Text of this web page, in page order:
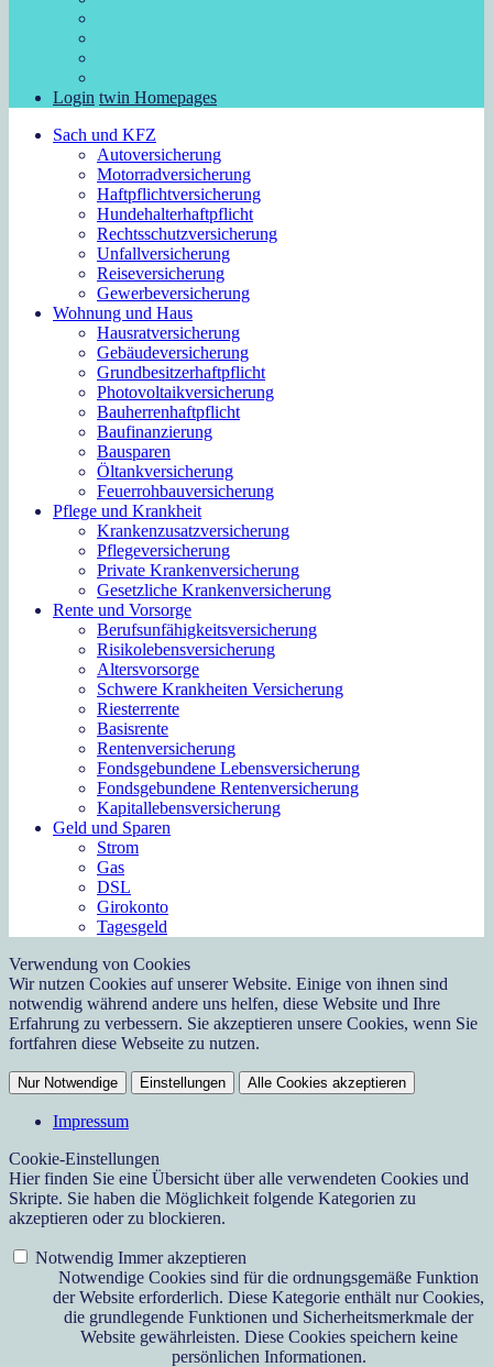
Login twin Homepages
Sach und KFZ
Autoversicherung
Motorradversicherung
Haftpflichtversicherung
Hundehalterhaftpflicht
Rechtsschutzversicherung
Unfallversicherung
Reiseversicherung
Gewerbeversicherung
Wohnung und Haus
Hausratversicherung
Gebäudeversicherung
Grundbesitzerhaftpflicht
Photovoltaikversicherung
Bauherrenhaftpflicht
Baufinanzierung
Bausparen
Öltankversicherung
Feuerrohbauversicherung
Pflege und Krankheit
Krankenzusatzversicherung
Pflegeversicherung
Private Krankenversicherung
Gesetzliche Krankenversicherung
Rente und Vorsorge
Berufs­unfähigkeitsversicherung
Risikolebensversicherung
Altersvorsorge
Schwere Krankheiten Versicherung
Riesterrente
Basisrente
Rentenversicherung
Fondsgebundene Lebensversicherung
Fondsgebundene Rentenversicherung
Kapitallebensversicherung
Geld und Sparen
Strom
Gas
DSL
Girokonto
Tagesgeld
Verwendung von Cookies
Wir nutzen Cookies auf unserer Website. Einige von ihnen sind
notwendig während andere uns helfen, diese Website und Ihre
Erfahrung zu verbessern. Sie akzeptieren unsere Cookies, wenn Sie
fortfahren diese Webseite zu nutzen.
Nur Notwendige Einstellungen Alle Cookies akzeptieren
Impressum
Cookie-Einstellungen
Hier finden Sie eine Übersicht über alle verwendeten Cookies und
Skripte. Sie haben die Möglichkeit folgende Kategorien zu
akzeptieren oder zu blockieren.
Notwendig Immer akzeptieren
Notwendige Cookies sind für die ordnungsgemäße Funktion
der Website erforderlich. Diese Kategorie enthält nur Cookies,
die grundlegende Funktionen und Sicherheitsmerkmale der
Website gewährleisten. Diese Cookies speichern keine
persönlichen Informationen.